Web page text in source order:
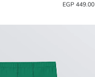
449.00 EGP